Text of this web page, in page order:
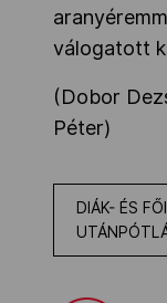
válogatott
(Dobor
Péter)
DIÁK- ÉS